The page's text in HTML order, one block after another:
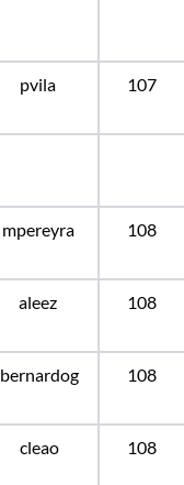
pvila 107
mpereyra 108
aleez 108
bernardog 108
cleao 108